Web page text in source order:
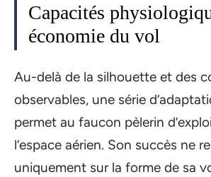
Capacités
économie du vol
Au-delà de la silhouette et des
observables, une série
permet au faucon pèlerin
l’espace aérien. Son succès ne
uniquement sur la forme de sa